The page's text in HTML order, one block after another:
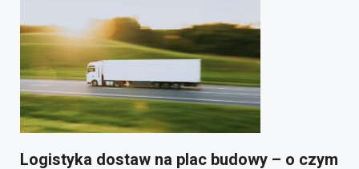
Logistyka dostaw na plac budowy – o czym